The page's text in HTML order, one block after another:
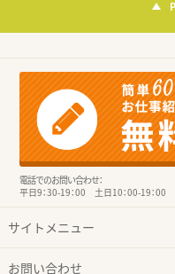
電話でのお問い合わせ：
平日9：30-19：00 土日10：00-19：00
サイトメニュー
お問い合わせ